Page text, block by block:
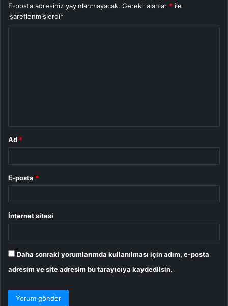
E-posta adresiniz yayınlanmayacak. Gerekli alanlar * ile
işaretlenmişlerdir
Ad *
E-posta *
İnternet sitesi
Daha sonraki yorumlarımda kullanılması için adım, e-posta
adresim ve site adresim bu tarayıcıya kaydedilsin.